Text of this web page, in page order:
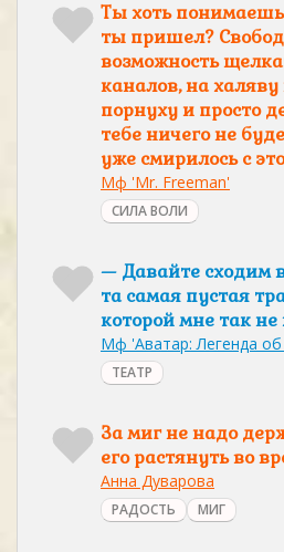
Ты хоть
ты пришел?
возможность
каналов, на халяву
порнуху и просто
тебе ничего не
уже смирилось с
Мф 'Mr. Freeman'
СИЛА ВОЛИ
— Давайте сходим
та самая пустая
которой мне так не
Мф 'Аватар: Легенда об
ТЕАТР
За миг не надо
его растянуть во
Анна Дуварова
РАДОСТЬ МИГ